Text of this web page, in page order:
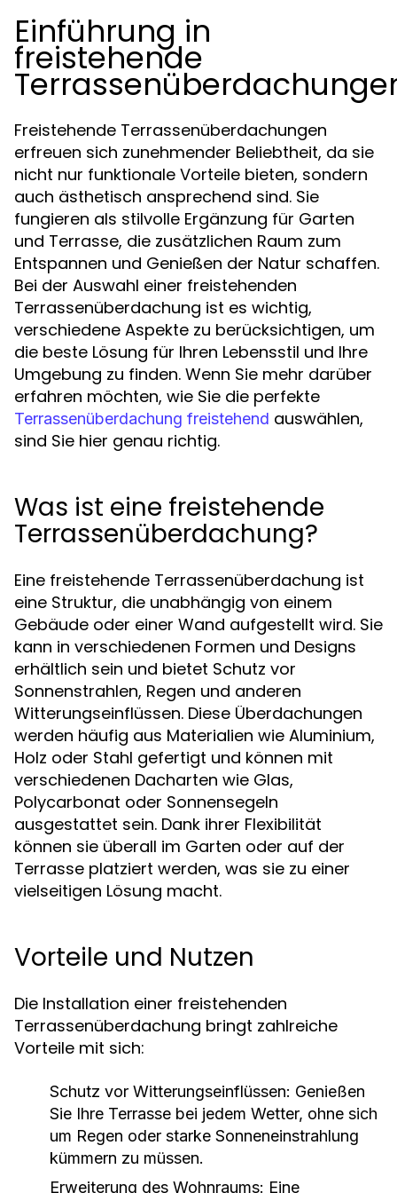
Einführung in
freistehende
Freistehende Terrassenüberdachungen
erfreuen sich zunehmender Beliebtheit, da sie
nicht nur funktionale Vorteile bieten, sondern
auch ästhetisch ansprechend sind. Sie
fungieren als stilvolle Ergänzung für Garten
und Terrasse, die zusätzlichen Raum zum
Entspannen und Genießen der Natur schaffen.
Bei der Auswahl einer freistehenden
Terrassenüberdachung ist es wichtig,
verschiedene Aspekte zu berücksichtigen, um
die beste Lösung für Ihren Lebensstil und Ihre
Umgebung zu finden. Wenn Sie mehr darüber
erfahren möchten, wie Sie die perfekte
Terrassenüberdachung freistehend auswählen,
sind Sie hier genau richtig.
Was ist eine freistehende
Terrassenüberdachung?
Eine freistehende Terrassenüberdachung ist
eine Struktur, die unabhängig von einem
Gebäude oder einer Wand aufgestellt wird. Sie
kann in verschiedenen Formen und Designs
erhältlich sein und bietet Schutz vor
Sonnenstrahlen, Regen und anderen
Witterungseinflüssen. Diese Überdachungen
werden häufig aus Materialien wie Aluminium,
Holz oder Stahl gefertigt und können mit
verschiedenen Dacharten wie Glas,
Polycarbonat oder Sonnensegeln
ausgestattet sein. Dank ihrer Flexibilität
können sie überall im Garten oder auf der
Terrasse platziert werden, was sie zu einer
vielseitigen Lösung macht.
Vorteile und Nutzen
Die Installation einer freistehenden
Terrassenüberdachung bringt zahlreiche
Vorteile mit sich:
Schutz vor Witterungseinflüssen: Genießen
Sie Ihre Terrasse bei jedem Wetter, ohne sich
um Regen oder starke Sonneneinstrahlung
kümmern zu müssen.
Erweiterung des Wohnraums: Eine